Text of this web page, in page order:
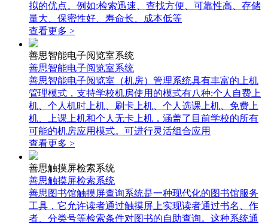
拟的优点。例如:检索迅速、查找方便、可靠性高、存储
量大、保密性好、寿命长、成本低等
查看更多 >
善思智能电子阅览室系统
善思智能电子阅览室系统
善思智能电子阅览室（机房）管理系统具有丰富的上机
管理模式，支持学校机房使用的模式有八种:个人自费上
机、个人机时上机、刷卡上机、个人选课上机、免费上
机、上课上机和个人无卡上机，涵盖了目前学校的所有
可能的机房应用模式。可进行灵活组合应用
查看更多 >
善思触摸屏检索系统
善思触摸屏检索系统
善思图书馆触摸屏查询系统是一种现代化的图书馆服务
工具，它允许读者通过触摸屏上实现读者通过书名、作
者、分类号等检索条件对图书的自助查询。这种系统通